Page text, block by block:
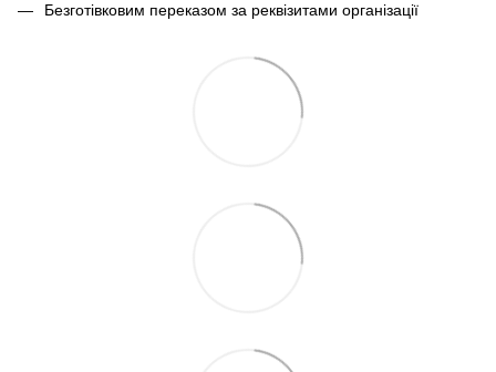
Безготівковим переказом за реквізитами організації